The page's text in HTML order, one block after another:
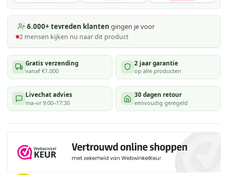
6.000+ tevreden klanten gingen je voor
2 mensen kijken nu naar dit product
Gratis verzending
vanaf €1.000
2 jaar garantie
op alle producten
Livechat advies
ma–vr 9:00–17:30
30 dagen retour
eenvoudig geregeld